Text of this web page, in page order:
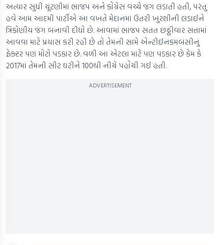
અત્યાર સુધી ચૂંટણીમાં ભાજપ અને કોંગ્રેસ વચ્ચે જંગ લડાતી હતી, પરંતુ
હવે આમ આદમી પાર્ટીએ આ વખતે મેદાનમાં ઉતરી ખુરશીની લડાઈને
ત્રિકોણીય જંગ બનાવી દીધો છે. આવામાં ભાજપ સતત છઠ્ઠીવાર સત્તામાં
આવવા માટે પ્રયાસ કરી રહી છે તો તેમની સામે એન્ટીઈનકમબંસીનું
ફેક્ટર પણ મોટો પડકાર છે. વળી આ એટલા માટે પણ પડકાર છે કેમ કે
2017માં તેમની સીટ ઘટીને 100થી નીચે પહોંચી ગઈ હતી.
ADVERTISEMENT